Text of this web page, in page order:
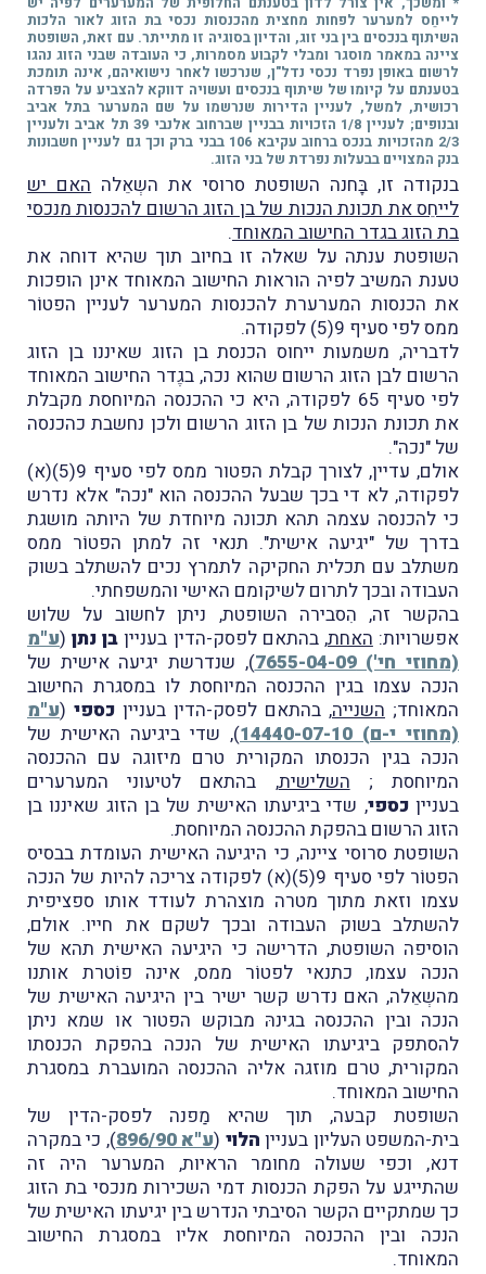
לייחֵס למערער לפחות מחצית מהכנסות נכסי בת הזוג לאור הלכות
השיתוף בנכסים בין בני זוג, והדיון בסוגיה זו מתייתר. עם זאת, השופטת
ציינה במאמר מוסגר ומבלי לקבוע מסמרות, כי העובדה שבני הזוג נהגו
לרשום באופן נפרד נכסי נדל"ן, שנרכשו לאחר נישואיהם, אינה תומכת
בטענתם על קיומו של שיתוף בנכסים ועשויה דווקא להצביע על הפרדה
רכושית, למשל, לעניין הדירות שנרשמו על שם המערער בתל אביב
ובנופים; לעניין 1/8 הזכויות בבניין שברחוב אלנבי 39 תל אביב ולעניין
2/3 מהזכויות בנכס ברחוב עקיבא 106 בבני ברק וכך גם לעניין חשבונות
בנק המצויים בבעלות נפרדת של בני הזוג.
בנקודה זו, בָּחנה השופטת סרוסי את השְאֵלההאם יש
לייחֵס את תכונת הנכות של בן הזוג הרשום להכנסות מנכסי
בת הזוג בגדר החישוב המאוחד.
השופטת ענתה על שאלה זו בחיוב תוך שהיא דוחה את
טענת המשיב לפיה הוראות החישוב המאוחד אינן הופכות
את הכנסות המערערת להכנסות המערער לעניין הפטוֹר
ממס לפי סעיף 9(5) לפקודה.
לדבריה, משמעות ייחוס הכנסת בן הזוג שאיננו בן הזוג
הרשום לבן הזוג הרשום שהוא נכה, בגֶדר החישוב המאוחד
לפי סעיף 65 לפקודה, היא כי ההכנסה המיוחסת מקבלת
את תכונת הנכות של בן הזוג הרשום ולכן נחשבת כהכנסה
של "נכה".
אולם, עדיין, לצורך קבלת הפטור ממס לפי סעיף 9(5)(א)
לפקודה, לא די בכך שבעל ההכנסה הוא "נכה" אלא נדרש
כי להכנסה עצמה תהא תכונה מיוחדת של היותה מושגת
בדרך של "יגיעה אישית". תנאי זה למתן הפטוֹר ממס
משתלב עם תכלית החקיקה לתמרץ נכים להשתלב בשוק
העבודה ובכך לתרום לשיקומם האישי והמשפחתי.
בהקשר זה, הִסבירה השופטת, ניתן לחשוב על שלוש
אפשרויות:האחת, בהתאם לפסק-הדין בעניין בן נתן(ע"מ
(מחוזי חי') 7655-04-09
), שנדרשת יגיעה אישית של
הנכה עצמו בגין ההכנסה המיוחסת לו במסגרת החישוב
המאוחד; השנייה, בהתאם לפסק-הדין בעניין כספי (ע"מ
(מחוזי י-ם) 14440-07-10
), שדי ביגיעה האישית של
הנכה בגין הכנסתו המקורית טרם מיזוגה עם ההכנסה
המיוחסת ;השלישית, בהתאם לטיעוני המערערים
בענייןכספי, שדי ביגיעתו האישית של בן הזוג שאיננו בן
הזוג הרשום בהפקת ההכנסה המיוחסת.
השופטת סרוסי ציינה, כי היגיעה האישית העומדת בבסיס
הפטוֹר לפי סעיף 9(5)(א) לפקודה צריכה להיות של הנכה
עצמו וזאת מתוך מטרה מוצהרת לעודד אותו ספציפית
להשתלב בשוק העבודה ובכך לשקם את חייו. אולם,
הוסיפה השופטת, הדרישה כי היגיעה האישית תהא של
הנכה עצמו, כתנאי לפטוֹר ממס, אינה פוֹטרת אותנו
מהשְאֵלה, האם נדרש קשר ישיר בין היגיעה האישית של
הנכה ובין ההכנסה בגינהּ מבוקש הפטור או שמא ניתן
להסתפק ביגיעתו האישית של הנכה בהפקת הכנסתו
המקורית, טרם מוזגה אליה ההכנסה המועברת במסגרת
החישוב המאוחד.
השופטת קבעה, תוך שהיא מַפנה לפסק-הדין של
בית-המשפט העליון בעניין הלוי (ע"א 896/90
), כי במקרה
דנא, וכפי שעולה מחומר הראיות, המערער היה זה
שהתייגע על הפקת הכנסות דמי השכירות מנכסי בת הזוג
כך שמתקיים הקשר הסיבתי הנדרש בין יגיעתו האישית של
הנכה ובין ההכנסה המיוחסת אליו במסגרת החישוב
המאוחד.